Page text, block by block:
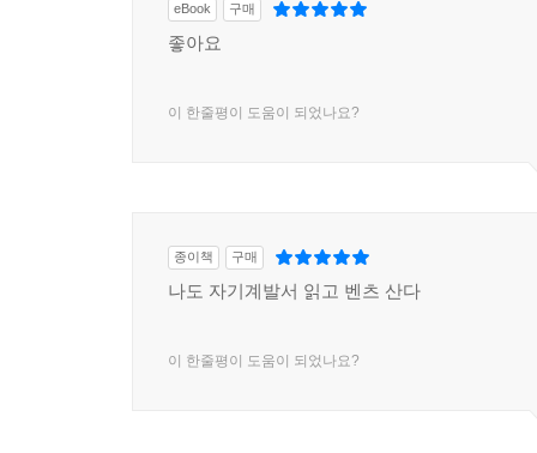
eBook 구매
좋아요
이 한줄평이 도움이 되었나요?
종이책 구매
나도 자기계발서 읽고 벤츠 산다
이 한줄평이 도움이 되었나요?